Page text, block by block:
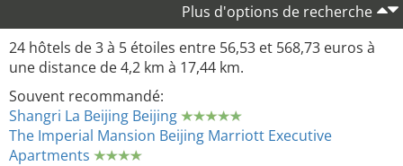
Plus d'options de recherche
24 hôtels de 3 à 5 étoiles entre 56,53 et 568,73 euros à
une distance de 4,2 km à 17,44 km.
Souvent recommandé:
Shangri La Beijing Beijing
The Imperial Mansion Beijing Marriott Executive
Apartments